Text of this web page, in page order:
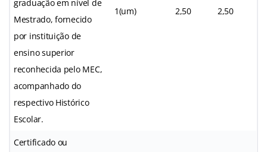
graduação em nível de
Mestrado, fornecido
por instituição de
ensino superior
reconhecida pelo MEC,
acompanhado do
respectivo Histórico
Escolar.
1(um) 2,50 2,50
Certificado ou